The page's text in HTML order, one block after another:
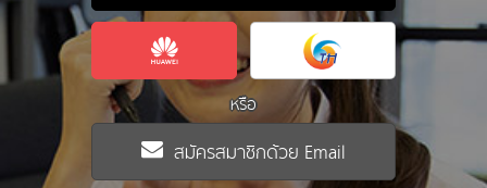
หรือ
สมัครสมาชิกด้วย Email